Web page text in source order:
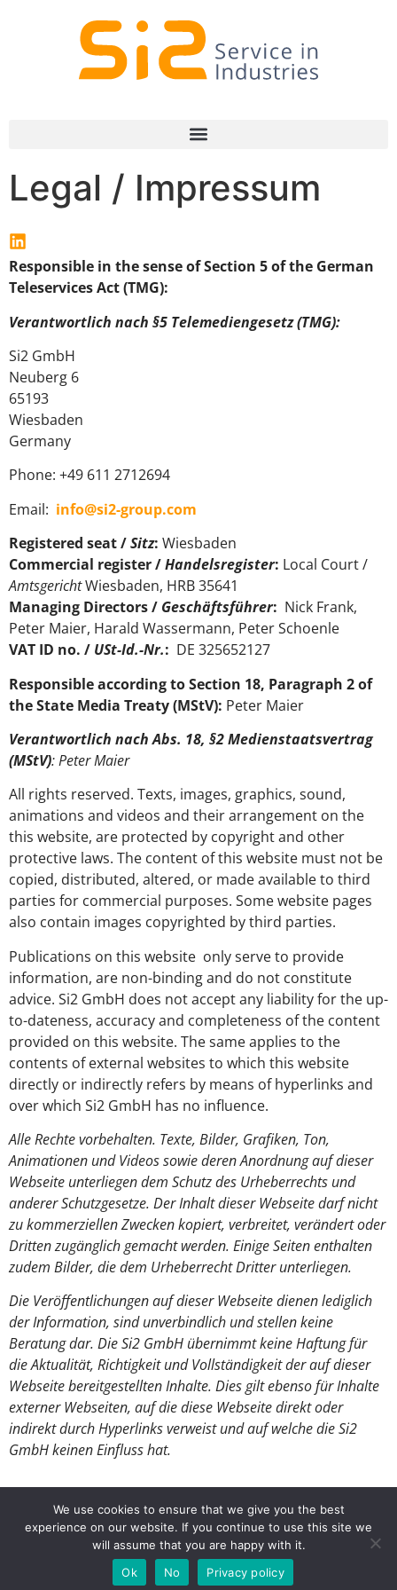
Legal / Impressum
Responsible in the sense of Section 5 of the German
Teleservices Act (TMG):
Verantwortlich nach §5 Telemediengesetz (TMG):
Si2 GmbH
Neuberg 6
65193
Wiesbaden
Germany
Phone: +49 611 2712694‬
Email: info@si2-group.com
Registered seat /Sitz: Wiesbaden
Commercial register /Handelsregister: Local Court /
AmtsgerichtWiesbaden, HRB 35641
Managing Directors / Geschäftsführer: Nick Frank,
Peter Maier, Harald Wassermann, Peter Schoenle
VAT ID no. / USt-Id.-Nr.: DE 325652127
Responsible according to Section 18, Paragraph 2 of
the State Media Treaty (MStV): Peter Maier
Verantwortlich nach Abs. 18, §2 Medienstaatsvertrag
(MStV): Peter Maier
All rights reserved. Texts, images, graphics, sound,
animations and videos and their arrangement on the
this website, are protected by copyright and other
protective laws. The content of this website must not be
copied, distributed, altered, or made available to third
parties for commercial purposes. Some website pages
also contain images copyrighted by third parties.
Publications on this website only serve to provide
information, are non-binding and do not constitute
advice. Si2 GmbH does not accept any liability for the up-
to-dateness, accuracy and completeness of the content
provided on this website. The same applies to the
contents of external websites to which this website
directly or indirectly refers by means of hyperlinks and
over which Si2 GmbH has no influence.
Alle Rechte vorbehalten. Texte, Bilder, Grafiken, Ton,
Animationen und Videos sowie deren Anordnung auf dieser
Webseite unterliegen dem Schutz des Urheberrechts und
anderer Schutzgesetze. Der Inhalt dieser Webseite darf nicht
zu kommerziellen Zwecken kopiert, verbreitet, verändert oder
Dritten zugänglich gemacht werden. Einige Seiten enthalten
zudem Bilder, die dem Urheberrecht Dritter unterliegen.
Die Veröffentlichungen auf dieser Webseite dienen lediglich
der Information, sind unverbindlich und stellen keine
Beratung dar. Die Si2 GmbH übernimmt keine Haftung für
die Aktualität, Richtigkeit und Vollständigkeit der auf dieser
Webseite bereitgestellten Inhalte. Dies gilt ebenso für Inhalte
externer Webseiten, auf die diese Webseite direkt oder
indirekt durch Hyperlinks verweist und auf welche die Si2
GmbH keinen Einfluss hat.
info@si2-group.com
Si2 Service in Industries
We use cookies to ensure that we give you the best
experience on our website. If you continue to use this site we
will assume that you are happy with it.
Ok
No Privacy policy